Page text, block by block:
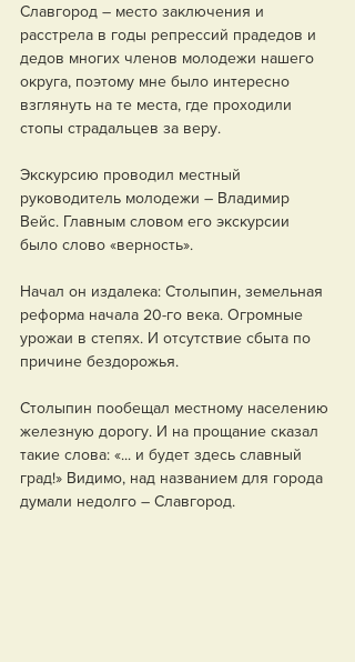
Славгород – место заключения и
расстрела в годы репрессий прадедов и
дедов многих членов молодежи нашего
округа, поэтому мне было интересно
взглянуть на те места, где проходили
стопы страдальцев за веру.
Экскурсию проводил местный
руководитель молодежи – Владимир
Вейс. Главным словом его экскурсии
было слово «верность».
Начал он издалека: Столыпин, земельная
реформа начала 20-го века. Огромные
урожаи в степях. И отсутствие сбыта по
причине бездорожья.
Столыпин пообещал местному населению
железную дорогу. И на прощание сказал
такие слова: «... и будет здесь славный
град!» Видимо, над названием для города
думали недолго – Славгород.